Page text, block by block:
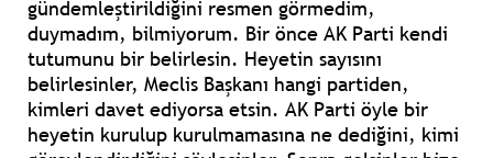
gündemleştirildiğini resmen görmedim,
duymadım, bilmiyorum. Bir önce AK Parti kendi
tutumunu bir belirlesin. Heyetin sayısını
belirlesinler, Meclis Başkanı hangi partiden,
kimleri davet ediyorsa etsin. AK Parti öyle bir
heyetin kurulup kurulmamasına ne dediğini, kimi